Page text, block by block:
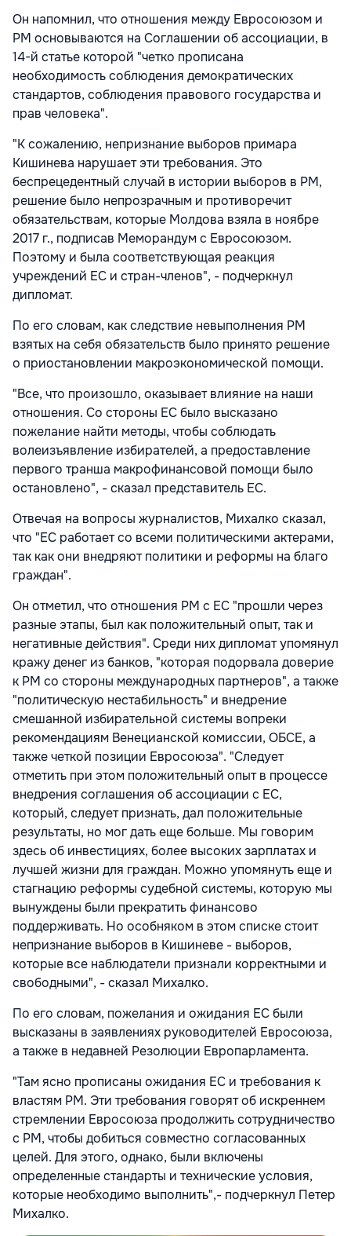
Он напомнил, что отношения между Евросоюзом и
РМ основываются на Соглашении об ассоциации, в
14-й статье которой "четко прописана
необходимость соблюдения демократических
стандартов, соблюдения правового государства и
прав человека".
"К сожалению, непризнание выборов примара
Кишинева нарушает эти требования. Это
беспрецедентный случай в истории выборов в РМ,
решение было непрозрачным и противоречит
обязательствам, которые Молдова взяла в ноябре
2017 г., подписав Меморандум с Евросоюзом.
Поэтому и была соответствующая реакция
учреждений ЕС и стран-членов", - подчеркнул
дипломат.
По его словам, как следствие невыполнения РМ
взятых на себя обязательств было принято решение
о приостановлении макроэкономической помощи.
"Все, что произошло, оказывает влияние на наши
отношения. Со стороны ЕС было высказано
пожелание найти методы, чтобы соблюдать
волеизъявление избирателей, а предоставление
первого транша макрофинансовой помощи было
остановлено", - сказал представитель ЕС.
Отвечая на вопросы журналистов, Михалко сказал,
что "ЕС работает со всеми политическими актерами,
так как они внедряют политики и реформы на благо
граждан".
Он отметил, что отношения РМ с ЕС "прошли через
разные этапы, был как положительный опыт, так и
негативные действия". Среди них дипломат упомянул
кражу денег из банков, "которая подорвала доверие
к РМ со стороны международных партнеров", а также
"политическую нестабильность" и внедрение
смешанной избирательной системы вопреки
рекомендациям Венецианской комиссии, ОБСЕ, а
также четкой позиции Евросоюза". "Следует
отметить при этом положительный опыт в процессе
внедрения соглашения об ассоциации с ЕС,
который, следует признать, дал положительные
результаты, но мог дать еще больше. Мы говорим
здесь об инвестициях, более высоких зарплатах и
лучшей жизни для граждан. Можно упомянуть еще и
стагнацию реформы судебной системы, которую мы
вынуждены были прекратить финансово
поддерживать. Но особняком в этом списке стоит
непризнание выборов в Кишиневе - выборов,
которые все наблюдатели признали корректными и
свободными", - сказал Михалко.
По его словам, пожелания и ожидания ЕС были
высказаны в заявлениях руководителей Евросоюза,
а также в недавней Резолюции Европарламента.
"Там ясно прописаны ожидания ЕС и требования к
властям РМ. Эти требования говорят об искреннем
стремлении Евросоюза продолжить сотрудничество
с РМ, чтобы добиться совместно согласованных
целей. Для этого, однако, были включены
определенные стандарты и технические условия,
которые необходимо выполнить",- подчеркнул Петер
Михалко.